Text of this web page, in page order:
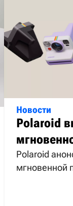
Новости
Polaroid
Polaroid
мгновенной